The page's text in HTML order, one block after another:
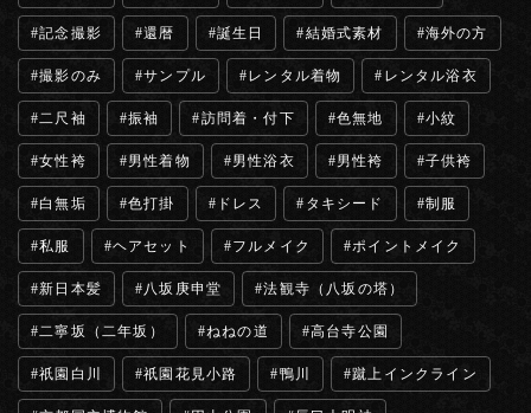
記念撮影 還暦 誕生日 結婚式素材 海外の方
撮影のみ サンプル レンタル着物 レンタル浴衣
二尺袖 振袖 訪問着・付下 色無地 小紋
女性袴 男性着物 男性浴衣 男性袴 子供袴
白無垢 色打掛 ドレス タキシード 制服
私服 ヘアセット フルメイク ポイントメイク
新日本髪 八坂庚申堂 法観寺（八坂の塔）
二寧坂（二年坂） ねねの道 高台寺公園
祇園白川 祇園花見小路 鴨川 蹴上インクライン